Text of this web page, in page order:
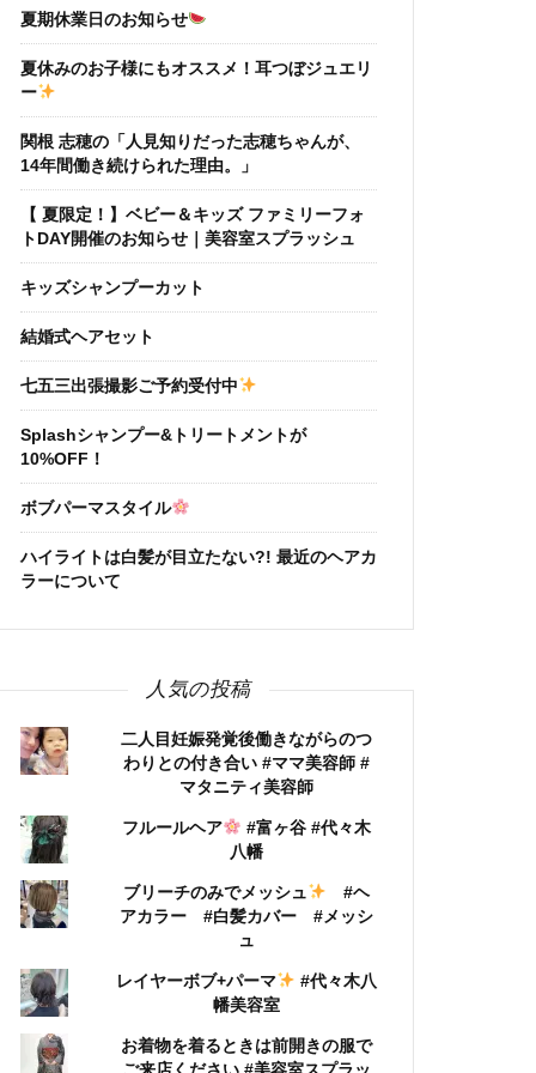
夏期休業日のお知らせ
夏休みのお子様にもオススメ！耳つぼジュエリ
ー
関根 志穂の「人見知りだった志穂ちゃんが、
14年間働き続けられた理由。」
【 夏限定！】ベビー＆キッズ ファミリーフォ
トDAY開催のお知らせ｜美容室スプラッシュ
キッズシャンプーカット
結婚式ヘアセット
七五三出張撮影ご予約受付中
Splashシャンプー&トリートメントが
10%OFF！
ボブパーマスタイル
ハイライトは白髪が目立たない?! 最近のヘアカ
ラーについて
人気の投稿
二人目妊娠発覚後働きながらのつ
わりとの付き合い #ママ美容師 #
マタニティ美容師
フルールヘア
#富ヶ谷 #代々木
八幡
ブリーチのみでメッシュ
#ヘ
アカラー #白髪カバー #メッシ
ュ
レイヤーボブ+パーマ
#代々木八
幡美容室
お着物を着るときは前開きの服で